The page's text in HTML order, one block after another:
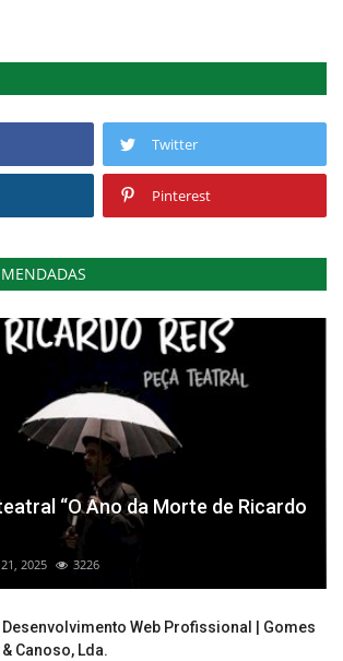
Twitter
Pinterest
“O Ano da Morte de Ricardo
2025 3226
Desenvolvimento Web Profissional | Gomes
& Canoso, Lda.